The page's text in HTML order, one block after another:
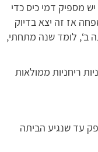
מספיק דמי כיס כדי
אז זה יצא בדיוק
ב‘, לומד שנה מתחתי,
ריחניות ממולאות
עד שנגיע הביתה